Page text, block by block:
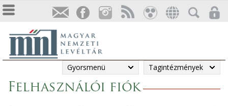
Gyorsmenü Tagintézmények
Felhasználói fiók